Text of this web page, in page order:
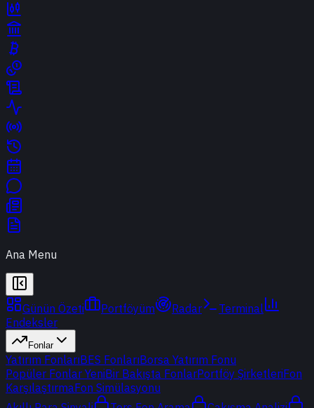
Ana Menu
Günün Özeti Portföyüm Radar
Terminal
Endeksler
Fonlar
Yatırım FonlarıBES FonlarıBorsa Yatırım Fonu
Popüler Fonlar YeniBir Bakışta FonlarPortföy ŞirketleriFon
KarşılaştırmaFon Simülasyonu